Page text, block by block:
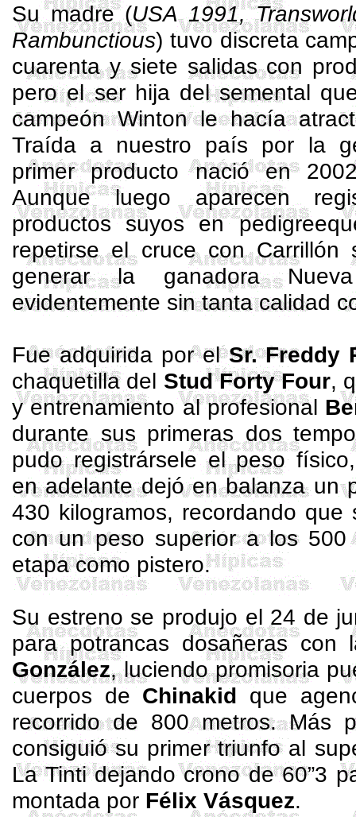
Su madre (USA 1991,
Rambunctious) tuvo discreta
cuarenta y siete salidas con
pero el ser hija del semental
campeónWintonle hacía
Traída a nuestro país por la
primer producto nació en
Aunque luego aparecen
productos suyos en
repetirse el cruce con
generar la ganadora
evidentemente sin tanta calidad
Fue adquirida por elSr. Freddy
chaquetilla del StudForty Four,
y entrenamiento al profesional
durante sus primeras dos
pudo registrársele el peso
en adelante dejó en balanza un
430 kilogramos, recordando
con un peso superior a los 500
etapa como pistero.
Su estreno se produjo el 24 de
para potrancas dosañeras
González, luciendo promisoria
cuerpos de Chinakid que
recorrido de 800 metros. Más
consiguió su primer triunfo al
LaTintidejando crono de 60”3
montada por Félix Vásquez.